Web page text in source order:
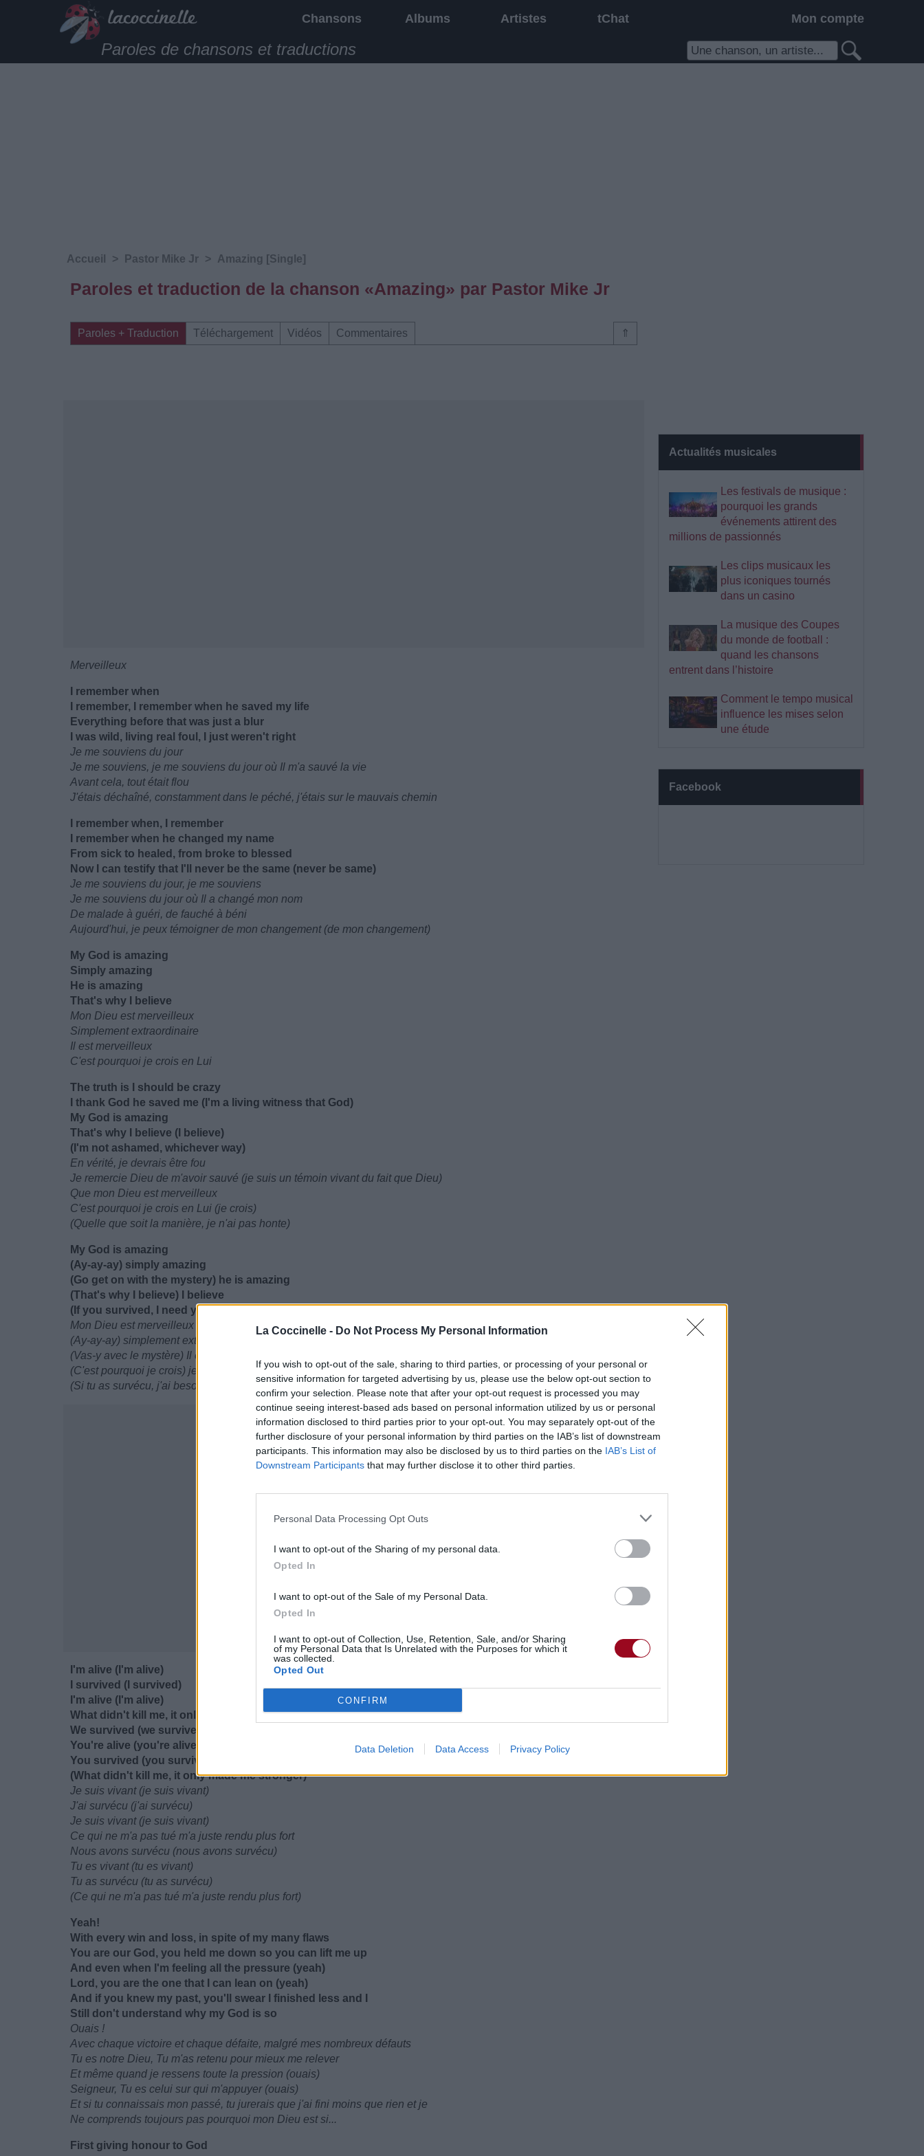
La Coccinelle - Do Not Process My Personal Information
If you wish to opt-out of the sale, sharing to third parties, or processing of your personal or
sensitive information for targeted advertising by us, please use the below opt-out section to
confirm your selection. Please note that after your opt-out request is processed you may
continue seeing interest-based ads based on personal information utilized by us or personal
information disclosed to third parties prior to your opt-out. You may separately opt-out of the
further disclosure of your personal information by third parties on the IAB’s list of downstream
participants. This information may also be disclosed by us to third parties on the IAB’s List of
Downstream Participants that may further disclose it to other third parties.
Personal Data Processing Opt Outs
I want to opt-out of the Sharing of my personal data.
Opted In
I want to opt-out of the Sale of my Personal Data.
Opted In
I want to opt-out of Collection, Use, Retention, Sale, and/or Sharing
of my Personal Data that Is Unrelated with the Purposes for which it
was collected.
Opted Out
CONFIRM
Data Deletion Data Access Privacy Policy
Chansons Albums Artistes tChat Mon compte
Paroles de chansons et traductions
Actualités musicales
Les festivals de musique :
pourquoi les grands
événements attirent des
millions de passionnés
Les clips musicaux les
plus iconiques tournés
dans un casino
La musique des Coupes
du monde de football :
quand les chansons
entrent dans l’histoire
Comment le tempo musical
influence les mises selon
une étude
Facebook
Accueil > Pastor Mike Jr > Amazing [Single]
Paroles et traduction de la chanson «Amazing» par Pastor Mike Jr
⇑
Paroles + Traduction Téléchargement Vidéos Commentaires
Merveilleux
I remember when
I remember, I remember when he saved my life
Everything before that was just a blur
I was wild, living real foul, I just weren't right
Je me souviens du jour
Je me souviens, je me souviens du jour où Il m'a sauvé la vie
Avant cela, tout était flou
J'étais déchaîné, constamment dans le péché, j'étais sur le mauvais chemin
I remember when, I remember
I remember when he changed my name
From sick to healed, from broke to blessed
Now I can testify that I'll never be the same (never be same)
Je me souviens du jour, je me souviens
Je me souviens du jour où Il a changé mon nom
De malade à guéri, de fauché à béni
Aujourd'hui, je peux témoigner de mon changement (de mon changement)
My God is amazing
Simply amazing
He is amazing
That's why I believe
Mon Dieu est merveilleux
Simplement extraordinaire
Il est merveilleux
C'est pourquoi je crois en Lui
The truth is I should be crazy
I thank God he saved me (I'm a living witness that God)
My God is amazing
That's why I believe (I believe)
(I'm not ashamed, whichever way)
En vérité, je devrais être fou
Je remercie Dieu de m'avoir sauvé (je suis un témoin vivant du fait que Dieu)
Que mon Dieu est merveilleux
C'est pourquoi je crois en Lui (je crois)
(Quelle que soit la manière, je n'ai pas honte)
My God is amazing
(Ay-ay-ay) simply amazing
(Go get on with the mystery) he is amazing
(That's why I believe) I believe
(If you survived, I need you to lift your voice and say)
Mon Dieu est merveilleux
(Ay-ay-ay) simplement extraordinaire
(Vas-y avec le mystère) Il est merveilleux
(C'est pourquoi je crois) je crois
(Si tu as survécu, j'ai besoin que tu cries pour dire)
I'm alive (I'm alive)
I survived (I survived)
I'm alive (I'm alive)
What didn't kill me, it only made me stronger
We survived (we survived)
You're alive (you're alive)
You survived (you survived)
(What didn't kill me, it only made me stronger)
Je suis vivant (je suis vivant)
J'ai survécu (j'ai survécu)
Je suis vivant (je suis vivant)
Ce qui ne m'a pas tué m'a juste rendu plus fort
Nous avons survécu (nous avons survécu)
Tu es vivant (tu es vivant)
Tu as survécu (tu as survécu)
(Ce qui ne m'a pas tué m'a juste rendu plus fort)
Yeah!
With every win and loss, in spite of my many flaws
You are our God, you held me down so you can lift me up
And even when I'm feeling all the pressure (yeah)
Lord, you are the one that I can lean on (yeah)
And if you knew my past, you'll swear I finished less and I
Still don't understand why my God is so
Ouais !
Avec chaque victoire et chaque défaite, malgré mes nombreux défauts
Tu es notre Dieu, Tu m'as retenu pour mieux me relever
Et même quand je ressens toute la pression (ouais)
Seigneur, Tu es celui sur qui m'appuyer (ouais)
Et si tu connaissais mon passé, tu jurerais que j'ai fini moins que rien et je
Ne comprends toujours pas pourquoi mon Dieu est si...
First giving honour to God